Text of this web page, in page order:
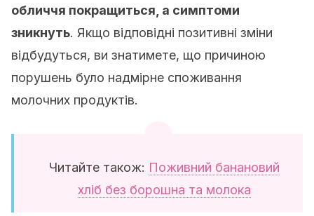
обличчя покращиться, а симптоми
зникнуть. Якщо відповідні позитивні зміни
відбудуться, ви знатимете, що причиною
порушень було надмірне споживання
молочних продуктів.
Читайте також: Поживний банановий
хліб без борошна та молока